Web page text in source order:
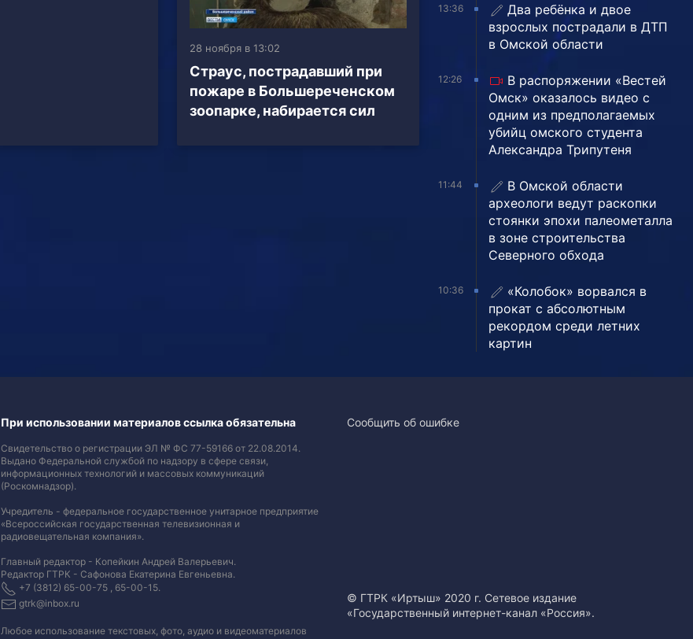
28 ноября в 13:02
Страус, пострадавший при
пожаре в Большереченском
зоопарке, набирается сил
13:36
Два ребёнка и двое
взрослых пострадали в ДТП
в Омской области
12:26
В распоряжении «Вестей
Омск» оказалось видео с
одним из предполагаемых
убийц омского студента
Александра Трипутеня
11:44
В Омской области
археологи ведут раскопки
стоянки эпохи палеометалла
в зоне строительства
Северного обхода
10:36
«Колобок» ворвался в
прокат с абсолютным
рекордом среди летних
картин
При использовании материалов ссылка обязательна
Свидетельство о регистрации ЭЛ № ФС 77-59166 от 22.08.2014.
Выдано Федеральной службой по надзору в сфере связи,
информационных технологий и массовых коммуникаций
(Роскомнадзор).
Учредитель - федеральное государственное унитарное предприятие
«Всероссийская государственная телевизионная и
радиовещательная компания».
Главный редактор - Копейкин Андрей Валерьевич.
Редактор ГТРК - Сафонова Екатерина Евгеньевна.
+7 (3812) 65-00-75 , 65-00-15.
gtrk@inbox.ru
Любое использование текстовых, фото, аудио и видеоматериалов
Сообщить об ошибке
© ГТРК «Иртыш» 2020 г. Сетевое издание
«Государственный интернет-канал «Россия».